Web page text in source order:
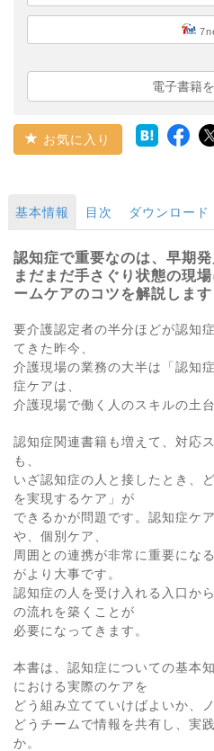
電子書籍
お気に入り
基本情報 目次 ダウンロード
認知症で重要なのは、早期発
まだまだ手さぐり状態の現
ームケアのコツを解説します
要介護認定者の半分ほどが認知
てきた昨今、
介護現場の業務の大半は「認知
症ケアは、
介護現場で働く人のスキルの土
認知症関連書籍も増えて、対応
も、
いざ認知症の人と接したとき、
を実現するケア」が
できるかが問題です。認知症ケ
や、個別ケア、
周囲との連携が非常に重要にな
がより大事です。
認知症の人を受け入れる入口か
の流れを築くことが
必要になってきます。
本書は、認知症についての基本
における実際のケアを
どう組み立てていけばよいか、
どうチームで情報を共有し、実
か。